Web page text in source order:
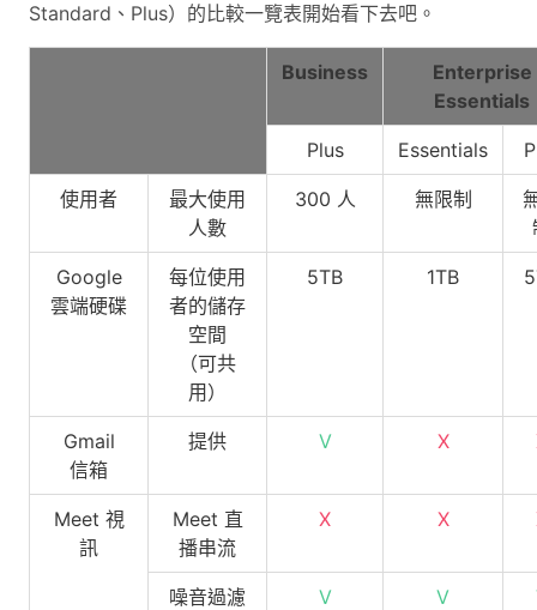
Standard、Plus）的比較一覽表開始看下去吧。
Business
Enterprise
Essentials
Plus Essentials
使用者
最大使用
人數
300 人 無限制
Google
雲端硬碟
每位使用
者的儲存
空間
（可共
用）
5TB 1TB
Gmail
信箱
提供 V X
Meet 視
訊
Meet 直
播串流
X X
噪音過濾 V V